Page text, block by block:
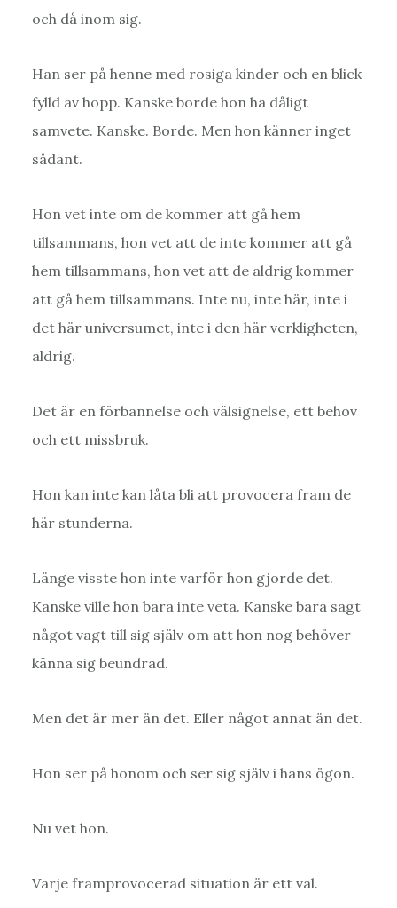
och då inom sig.
Han ser på henne med rosiga kinder och en blick
fylld av hopp. Kanske borde hon ha dåligt
samvete. Kanske. Borde. Men hon känner inget
sådant.
Hon vet inte om de kommer att gå hem
tillsammans, hon vet att de inte kommer att gå
hem tillsammans, hon vet att de aldrig kommer
att gå hem tillsammans. Inte nu, inte här, inte i
det här universumet, inte i den här verkligheten,
aldrig.
Det är en förbannelse och välsignelse, ett behov
och ett missbruk.
Hon kan inte kan låta bli att provocera fram de
här stunderna.
Länge visste hon inte varför hon gjorde det.
Kanske ville hon bara inte veta. Kanske bara sagt
något vagt till sig själv om att hon nog behöver
känna sig beundrad.
Men det är mer än det. Eller något annat än det.
Hon ser på honom och ser sig själv i hans ögon.
Nu vet hon.
Varje framprovocerad situation är ett val.